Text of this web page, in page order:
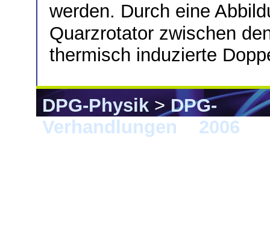
werden. Durch eine
Quarzrotator zwischen
thermisch induzierte
DPG-Physik>DPG-
Verhandlungen
2006